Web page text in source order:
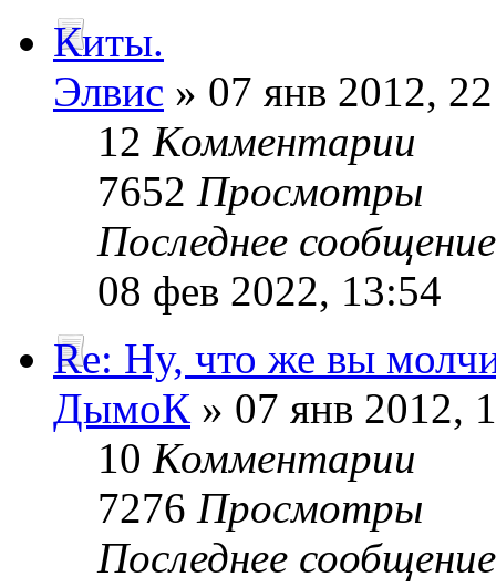
Киты.
Элвис » 07 янв 2012,
12 Комментарии
7652 Просмотры
Последнее
08 фев 2022, 13:54
Re: Ну, что же вы
ДымоК » 07 янв 2012,
10 Комментарии
7276 Просмотры
Последнее